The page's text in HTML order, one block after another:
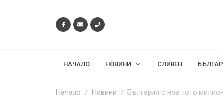
НАЧАЛО НОВИНИ СЛИВЕН
Начало Новини България с нов тото